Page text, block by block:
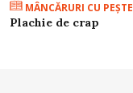
MÂNCĂRURI CU PEŞTE
Plachie de crap